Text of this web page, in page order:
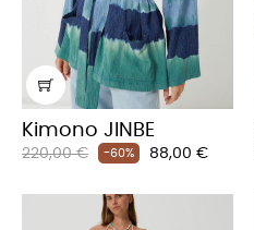
Kimono JINBE
Prix
220,00 € -60% Prix
88,00 €